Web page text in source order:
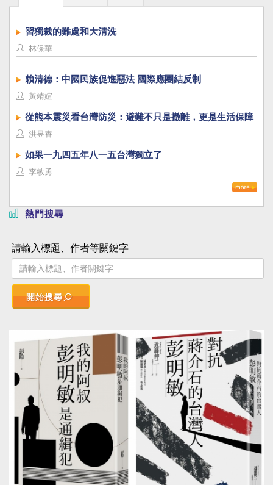
習獨裁的難處和大清洗
林保華
賴清德：中國民族促進惡法 國際應團結反制
黃靖媗
從熊本震災看台灣防災：避難不只是撤離，更是生活保障
洪昱睿
如果一九四五年八一五台灣獨立了
李敏勇
熱門搜尋
請輸入標題、作者等關鍵字
開始搜尋